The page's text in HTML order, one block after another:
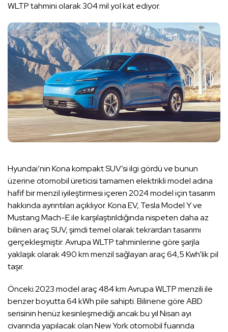
WLTP tahmini olarak 304 mil yol kat ediyor.
Hyundai’nin Kona kompakt SUV’si ilgi gördü ve bunun
üzerine otomobil üreticisi tamamen elektrikli model adına
hafif bir menzil iyileştirmesi içeren 2024 model için tasarım
hakkında ayrıntıları açıklıyor. Kona EV, Tesla Model Y ve
Mustang Mach-E ile karşılaştırıldığında nispeten daha az
bilinen araç SUV, şimdi temel olarak tekrardan tasarımı
gerçekleşmiştir. Avrupa WLTP tahminlerine göre şarjla
yaklaşık olarak 490 km menzil sağlayan araç 64,5 Kwh’lik pil
taşır.
Önceki 2023 model araç 484 km Avrupa WLTP menzili ile
benzer boyutta 64 kWh pile sahipti. Bilinene göre ABD
serisinin henüz kesinleşmediği ancak bu yıl Nisan ayı
civarında yapılacak olan New York otomobil fuarında